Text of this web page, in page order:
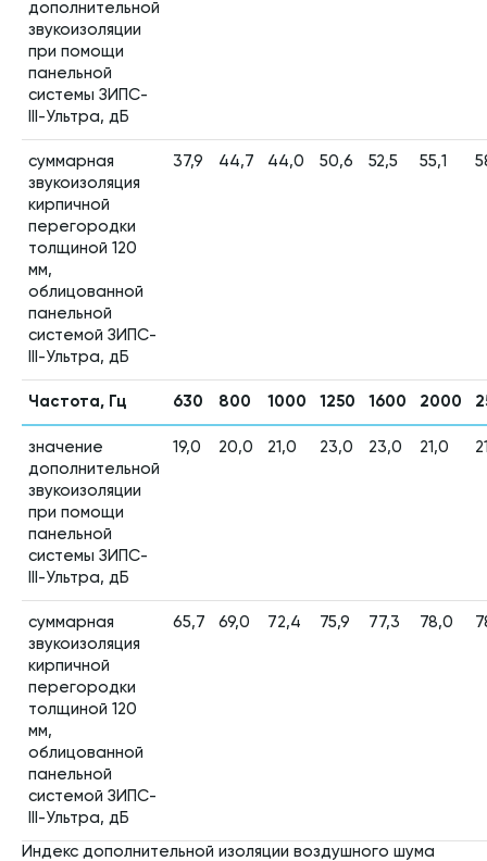
дополнительной
звукоизоляции
при помощи
панельной
системы ЗИПС-
III-Ультра, дБ
суммарная
звукоизоляция
кирпичной
перегородки
толщиной 120
мм,
облицованной
панельной
системой ЗИПС-
III-Ультра, дБ
37,9 44,7 44,0 50,6 52,5 55,1
Частота, Гц 630 800 1000 1250 1600 2000
значение
дополнительной
звукоизоляции
при помощи
панельной
системы ЗИПС-
III-Ультра, дБ
19,0 20,0 21,0 23,0 23,0 21,0
суммарная
звукоизоляция
кирпичной
перегородки
толщиной 120
мм,
облицованной
панельной
системой ЗИПС-
III-Ультра, дБ
65,7 69,0 72,4 75,9 77,3 78,0
Индекс дополнительной изоляции воздушного шума